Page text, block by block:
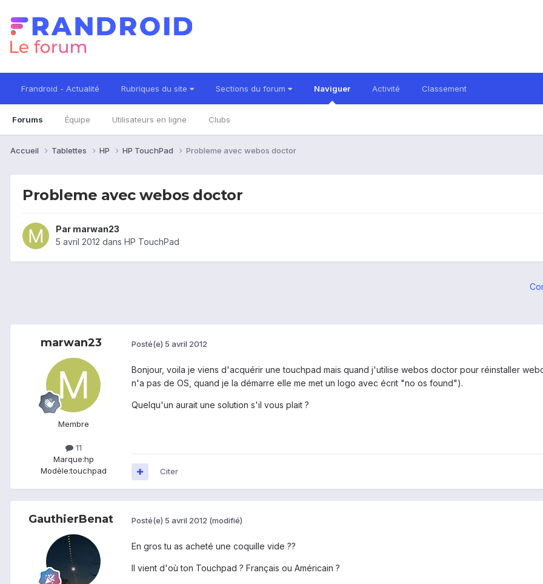
Frandroid - Actualité Rubriques du site Sections du forum Naviguer
Forums Équipe Utilisateurs en ligne Clubs
Activité Classement
Accueil Tablettes HP HP TouchPad Probleme avec webos doctor
Probleme avec webos doctor
Par marwan23
5 avril 2012 dans HP TouchPad
marwan23
Membre
11
Marque:hp
Modèle:touchpad
Posté(e) 5 avril 2012
Bonjour, voila je viens d'acquérir une touchpad mais quand j'utilise webos doctor pour réinstaller
n'a pas de OS, quand je la démarre elle me met un logo avec écrit "no os found").
Quelqu'un aurait une solution s'il vous plait ?
Citer
GauthierBenat Posté(e) 5 avril 2012 (modifié)
En gros tu as acheté une coquille vide ??
Il vient d'où ton Touchpad ? Français ou Américain ?